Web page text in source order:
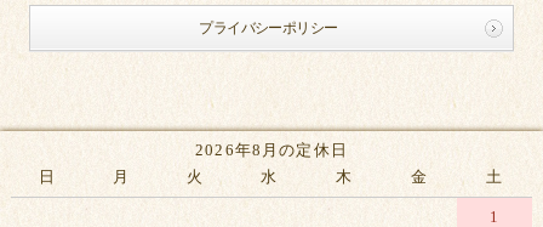
プライバシーポリシー
2026年8月の定休日
日
月 火 水 木 金 土
1